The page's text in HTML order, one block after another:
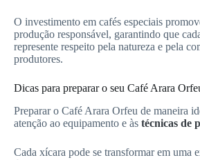
O investimento em cafés especiais
produção responsável, garantindo que
represente respeito pela natureza e pela
produtores.
Dicas para preparar o seu Café Arara
Preparar o Café Arara Orfeu de maneira
atenção ao equipamento e às técnicas de
Cada xícara pode se transformar em uma